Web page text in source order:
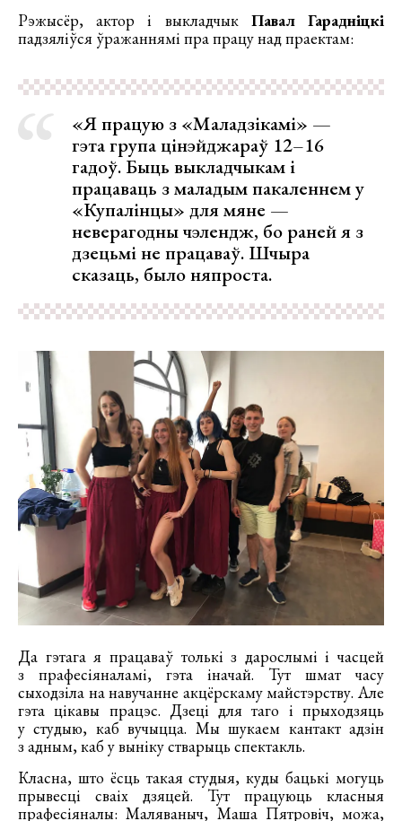
Рэжысёр, актор і выкладчыкПавал Гарадніцкі
падзяліўся ўражаннямі пра працу над праектам:
«Я працую з «Маладзікамі» —
гэта група цінэйджараў 12–16
гадоў. Быць выкладчыкам і
працаваць з маладым пакаленнем у
«Купалінцы» для мяне —
неверагодны чэлендж, бо раней я з
дзецьмі не працаваў. Шчыра
сказаць, было няпроста.
Да гэтага я працаваў толькі з дарослымі і часцей
з прафесіяналамі, гэта іначай. Тут шмат часу
сыходзіла на навучанне акцёрскаму майстэрству. Але
гэта цікавы працэс. Дзеці для таго і прыходзяць
у студыю, каб вучыцца. Мы шукаем кантакт адзін
з адным, каб у выніку стварыць спектакль.
Класна, што ёсць такая студыя, куды бацькі могуць
прывесці сваіх дзяцей. Тут працуюць класныя
прафесіяналы: Маляваныч, Маша Пятровіч, можа,